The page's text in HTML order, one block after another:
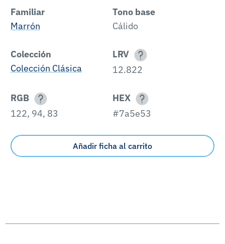
Familiar
Marrón
Tono base
Cálido
Colección
Colección Clásica
LRV
12.822
RGB
122, 94, 83
HEX
#7a5e53
Añadir ficha al carrito